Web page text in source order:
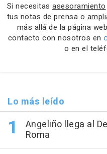
Si necesitas asesoramiento
tus notas de prensa o
más allá de la página
contacto con nosotros en
o en el
Lo más leído
Angeliño llega al
Roma